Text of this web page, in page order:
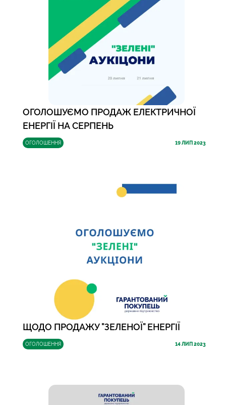
ОГОЛОШЕННЯ 19ЛИП 2023
ОГОЛОШУЄМО ПРОДАЖ ЕЛЕКТРИЧНОЇ
ЕНЕРГІЇ НА СЕРПЕНЬ
ОГОЛОШЕННЯ 14ЛИП 2023
ЩОДО ПРОДАЖУ "ЗЕЛЕНОЇ" ЕНЕРГІЇ